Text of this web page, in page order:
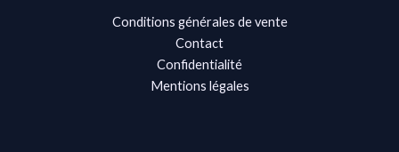
Conditions générales de vente
Contact
Confidentialité
Mentions légales